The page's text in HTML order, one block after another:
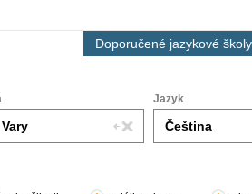
Doporučené jazykové školy
Jazyk